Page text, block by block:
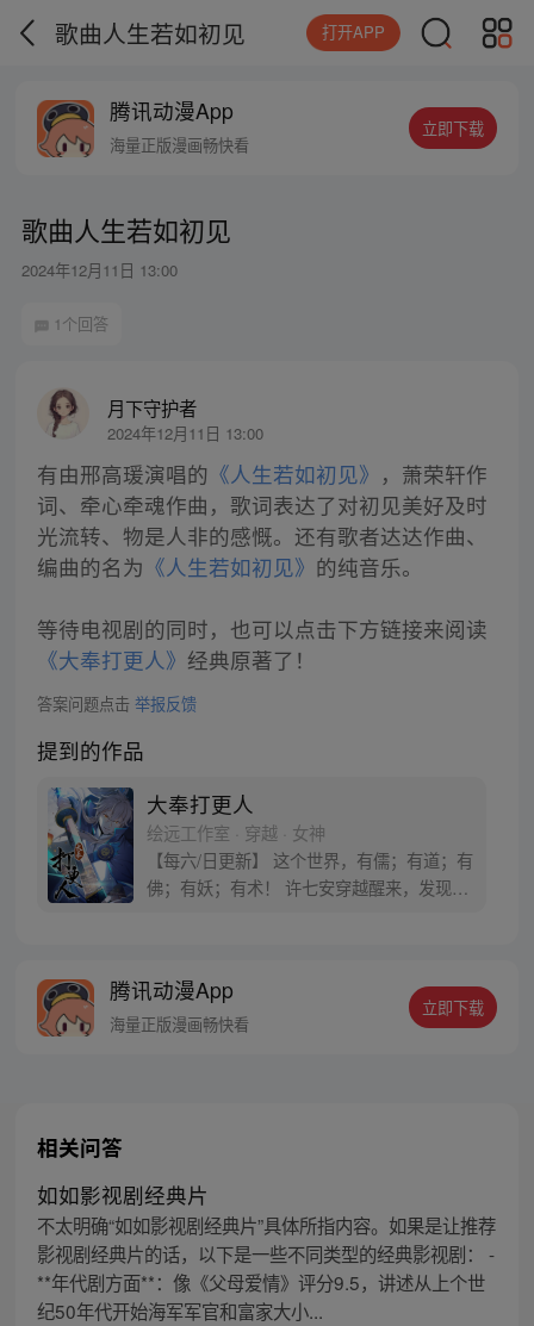
歌曲人生若如初见 打开APP
腾讯动漫App
海量正版漫画畅快看
立即下载
歌曲人生若如初见
2024年12月11日 13:00
1个回答
月下守护者
2024年12月11日 13:00
有由邢高瑗演唱的 《人生若如初见》 ，萧荣轩作
词、牵心牵魂作曲，歌词表达了对初见美好及时
光流转、物是人非的感慨。还有歌者达达作曲、
编曲的名为 《人生若如初见》 的纯音乐。
等待电视剧的同时，也可以点击下方链接来阅读
《大奉打更人》 经典原著了！
答案问题点击 举报反馈
提到的作品
大奉打更人
绘远工作室 · 穿越 · 女神
【每六/日更新】 这个世界，有儒；有道；有
佛；有妖；有术！ 许七安穿越醒来，发现自
者卖报小郎君同名小说 QQ群号：
799493374
腾讯动漫App
海量正版漫画畅快看
立即下载
相关问答
如如影视剧经典片
不太明确“如如影视剧经典片”具体所指内容。如果是让推荐
影视剧经典片的话，以下是一些不同类型的经典影视剧： -
**年代剧方面**：像《父母爱情》评分9.5，讲述从上个世
纪50年代开始海军军官和富家大小...